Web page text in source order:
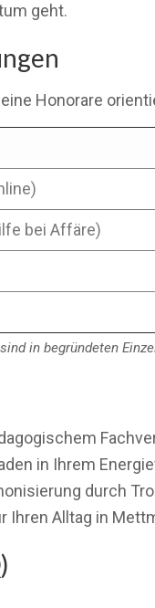
geht.
Honorare
bei Affäre)
in begründeten
in Ihrem
durch
Ihren Alltag in